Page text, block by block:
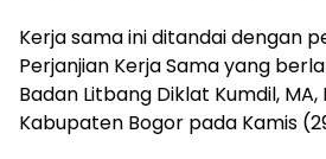
Kerja sama ini ditandai dengan
Perjanjian Kerja Sama yang
Badan Litbang Diklat Kumdil,
Kabupaten Bogor pada Kamis